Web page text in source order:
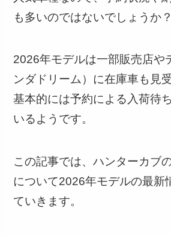
も多いのではないでしょうか？
2026年モデルは一部販売店や
ンダドリーム）に在庫車も見
基本的には予約による入荷待
いるようです。
この記事では、ハンターカブ
について2026年モデルの最新
ていきます。